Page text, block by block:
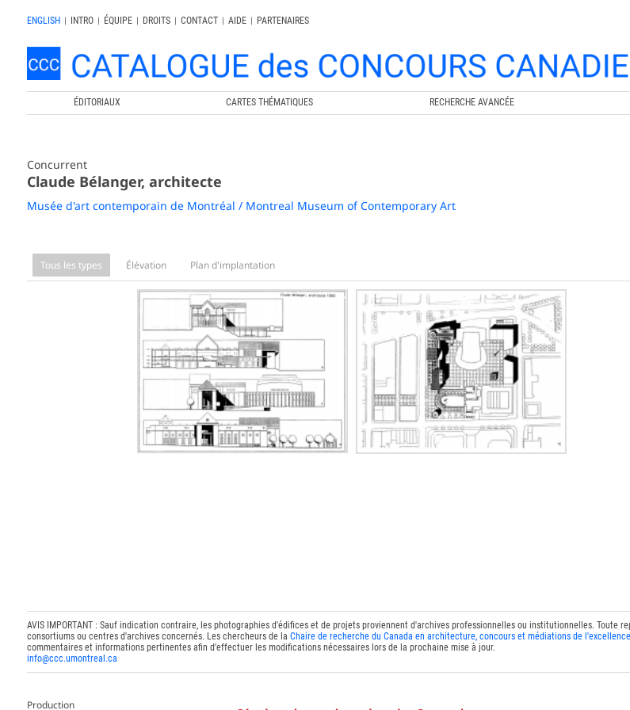
ENGLISH | INTRO | ÉQUIPE | DROITS | CONTACT | AIDE |
PARTENAIRES
ÉDITORIAUX CARTES THÉMATIQUES RECHERCHE AVANCÉE
Concurrent
Claude Bélanger, architecte
Musée d'art contemporain de Montréal / Montreal Museum of Contemporary Art
Tous les types Élévation Plan d'implantation
AVIS IMPORTANT : Sauf indication contraire, les photographies d'édifices et de projets proviennent d'archives professionnelles ou institutionnelles.
consortiums ou centres d'archives concernés. Les chercheurs de la Chaire de recherche du Canada en architecture, concours et médiations de l'excellence
commentaires et informations pertinentes afin d'effectuer les modifications nécessaires lors de la prochaine mise à jour.
info@ccc.umontreal.ca
Production